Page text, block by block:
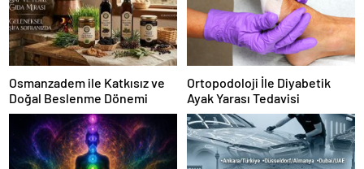
Osmanzadem ile Katkısız ve
Doğal Beslenme Dönemi
Ortopodoloji İle Diyabetik
Ayak Yarası Tedavisi